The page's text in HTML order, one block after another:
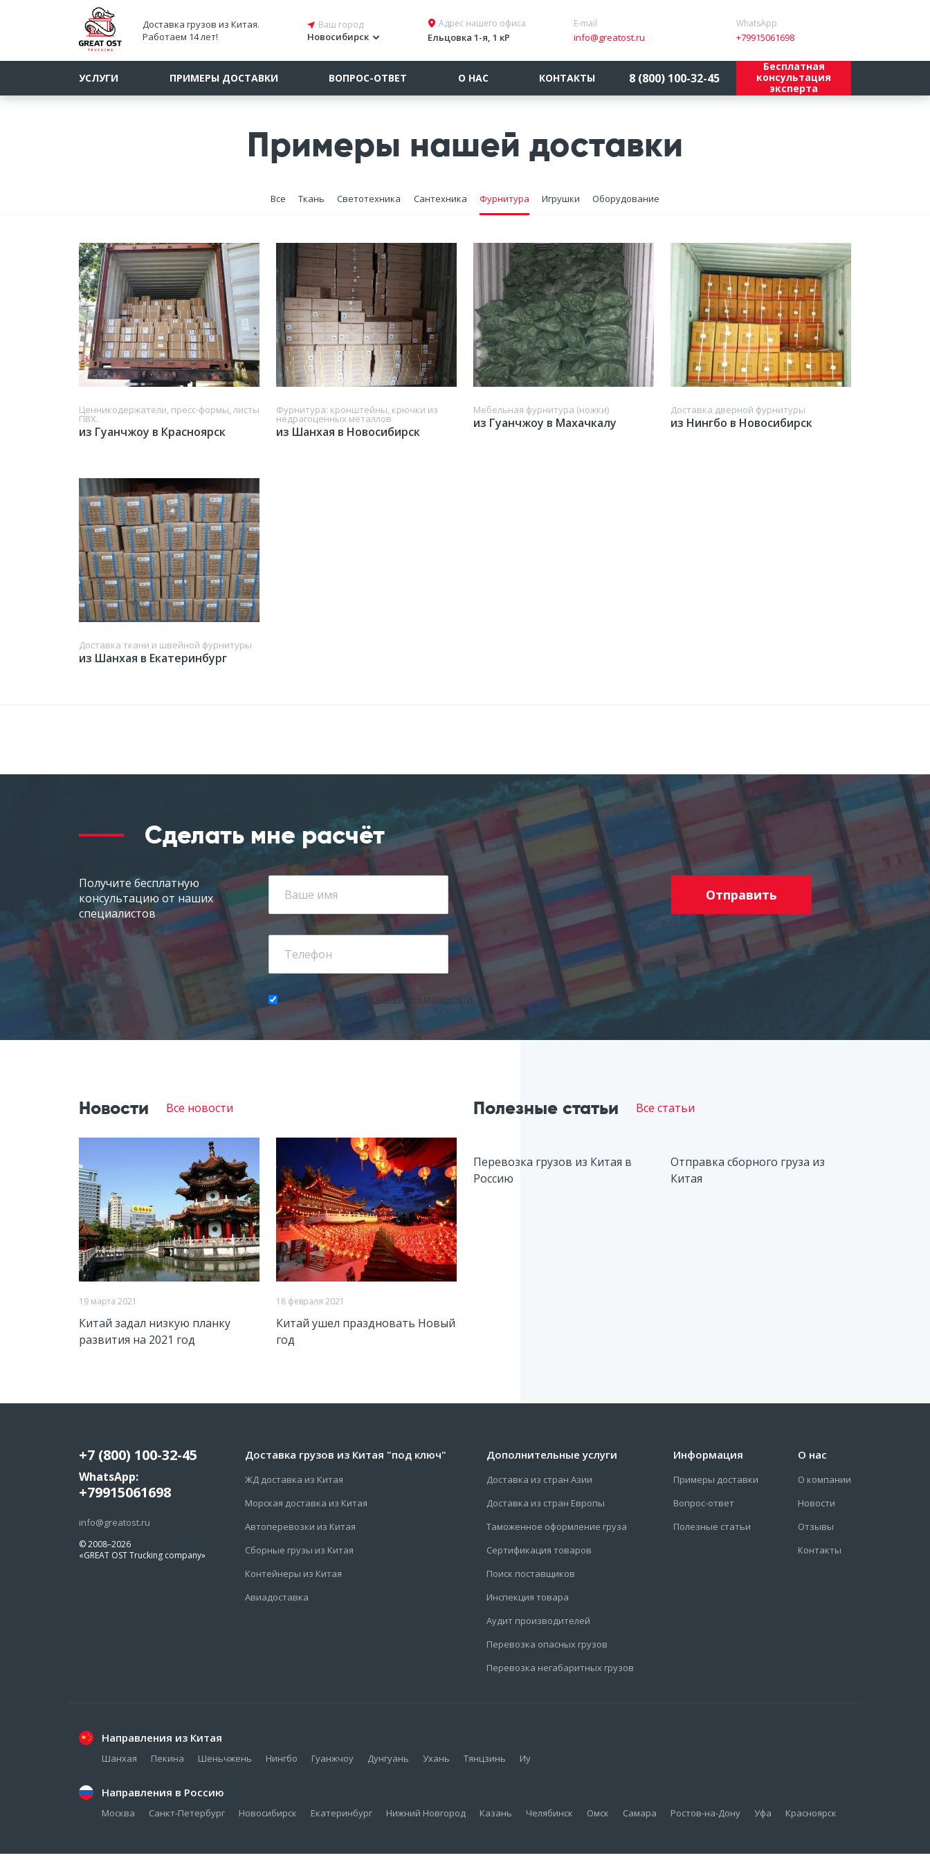
Доставка грузов из Китая.
Работаем 14 лет!
Ваш город
Новосибирск
Адрес нашего офиса
Ельцовка 1-я, 1 кР
E-mail
info@greatost.ru
WhatsApp
+79915061698
УСЛУГИ ПРИМЕРЫ ДОСТАВКИ ВОПРОС-ОТВЕТ О НАС КОНТАКТЫ 8 (800) 100-32-45
Бесплатная
консультация
эксперта
Примеры нашей доставки
Все Ткань Светотехника Сантехника Фурнитура Игрушки Оборудование
Ценникодержатели, пресс-формы, листы
ПВХ.
из Гуанчжоу в Красноярск
Фурнитура: кронштейны, крючки из
недрагоценных металлов
из Шанхая в Новосибирск
Мебельная фурнитура (ножки)
из Гуанчжоу в Махачкалу
Доставка дверной фурнитуры
из Нингбо в Новосибирск
Доставка ткани и швейной фурнитуры
из Шанхая в Екатеринбург
Сделать мне расчёт
Получите бесплатную
консультацию от наших
специалистов
Согласен c политикой конфиденциальности
Оставьте
пустым.
Новости Все новости
19 марта 2021
Китай задал низкую планку
развития на 2021 год
18 февраля 2021
Китай ушел праздновать Новый
год
Полезные статьи Все статьи
Перевозка грузов из Китая в
Россию
Отправка сборного груза из
Китая
+7 (800) 100-32-45
WhatsApp:
+79915061698
info@greatost.ru
© 2008–2026
«GREAT OST Trucking company»
Доставка грузов из Китая "под ключ"
ЖД доставка из Китая
Морская доставка из Китая
Автоперевозки из Китая
Сборные грузы из Китая
Контейнеры из Китая
Авиадоставка
Дополнительные услуги
Доставка из стран Азии
Доставка из стран Европы
Таможенное оформление груза
Сертификация товаров
Поиск поставщиков
Инспекция товара
Аудит производителей
Перевозка опасных грузов
Перевозка негабаритных грузов
Информация
Примеры доставки
Вопрос-ответ
Полезные статьи
О нас
О компании
Новости
Отзывы
Контакты
Направления из Китая
Шанхая Пекина Шеньчжень Нингбо Гуанжчоу Дунгуань Ухань Тянцзинь Иу
Направления в Россию
Москва Санкт-Петербург Новосибирск Екатеринбург Нижний Новгород Казань Челябинск Омск Самара Ростов-на-Дону Уфа Красноярск